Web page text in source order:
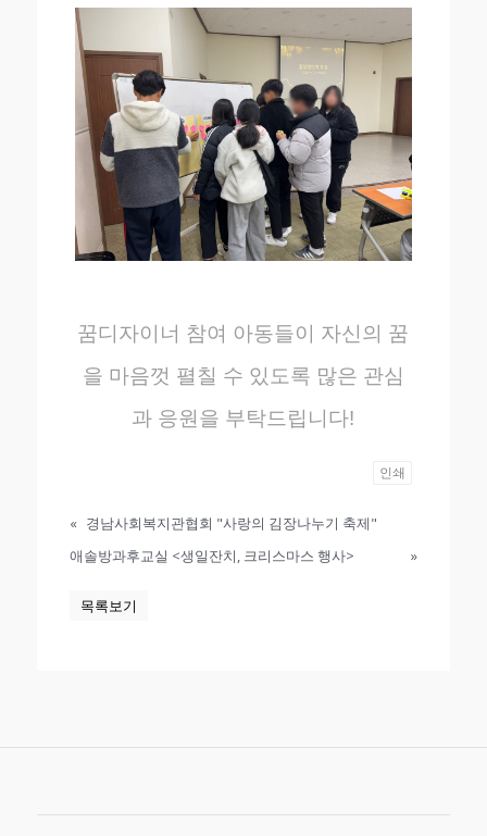
꿈디자이너 참여 아동들이 자신의 꿈
을 마음껏 펼칠 수 있도록 많은 관심
과 응원을 부탁드립니다!
인쇄
« 경남사회복지관협회 "사랑의 김장나누기 축제"
애솔방과후교실 <생일잔치, 크리스마스 행사>
»
목록보기